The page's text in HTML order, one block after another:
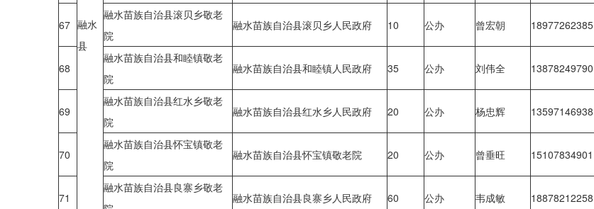
融水
县
67
融水苗族自治县滚贝乡敬老
院
融水苗族自治县滚贝乡人民政府 10 公办 曾宏朝 18977262385
68
融水苗族自治县和睦镇敬老
院
融水苗族自治县和睦镇人民政府 35 公办 刘伟全 13878249790
69
融水苗族自治县红水乡敬老
院
融水苗族自治县红水乡人民政府 20 公办 杨忠辉 13597146938
70
融水苗族自治县怀宝镇敬老
院
融水苗族自治县怀宝镇敬老院 20 公办 曾垂旺 15107834901
71
融水苗族自治县良寨乡敬老
融水苗族自治县良寨乡人民政府 60 公办 韦成敏 18878212258